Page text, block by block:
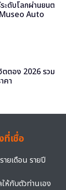
ดับโลกผ่านยนต
Auto
ตตอง 2026 รวม
คา
ที่เชื่อ
ายเดือน รายปี
ห้กับตัวท่านเอง